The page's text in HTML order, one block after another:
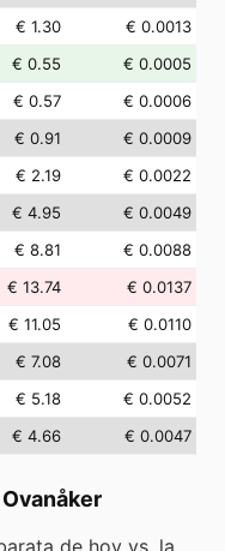
€ 1.30
€ 0.0013
€ 0.55
€ 0.0005
€ 0.57
€ 0.0006
€ 0.91
€ 0.0009
€ 2.19
€ 0.0022
€ 4.95
€ 0.0049
€ 8.81
€ 0.0088
€ 13.74
€ 0.0137
€ 11.05
€ 0.0110
€ 7.08
€ 0.0071
€ 5.18
€ 0.0052
€ 4.66 € 0.0047
Ovanåker
de hoy vs. la